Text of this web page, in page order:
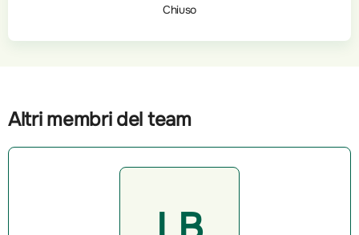
Chiuso
Altri membri del team